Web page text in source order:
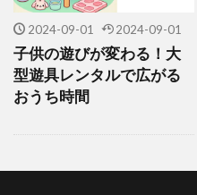
2024-09-01 2024-09-01
子供の遊びが変わる！大
型遊具レンタルで広がる
おうち時間